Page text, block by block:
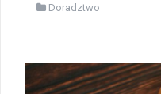
Doradztwo